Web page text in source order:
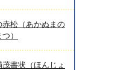
赤松（あかぬまの
）
茂書状（ほんじょ